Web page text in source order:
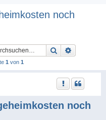
noch
Suche
1 von 1
noch